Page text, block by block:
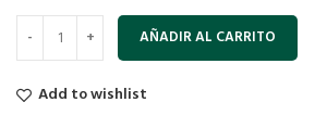
AÑADIR AL CARRITO
Add to wishlist